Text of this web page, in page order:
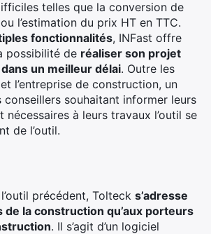
telles que la conversion de
l’estimation du prix HT en TTC.
fonctionnalités, INFast offre
possibilité de réaliser son projet
un meilleur délai. Outre les
l’entreprise de construction, un
conseillers souhaitant informer leurs
à leurs travaux l’outil se
de l’outil.
précédent, Tolteck s’adresse
de la construction qu’aux porteurs
. Il s’agit d’un logiciel